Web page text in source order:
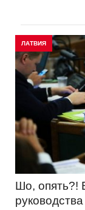
ЛАТВИЯ
Шо, опять?!